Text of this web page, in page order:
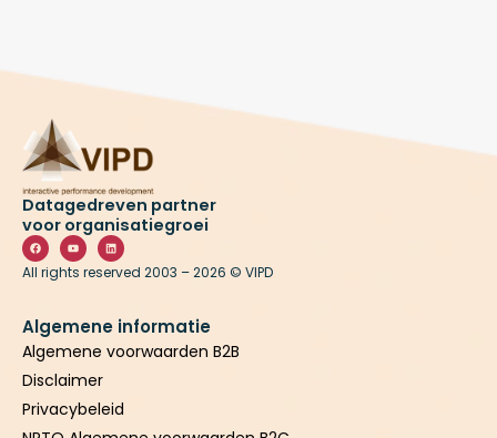
Datagedreven partner
voor organisatiegroei
F
a
c
e
b
k
Y
o
u
t
u
L
i
n
k
e
All rights reserved 2003 – 2026 © VIPD
Algemene informatie
Algemene voorwaarden B2B
Disclaimer
Privacybeleid